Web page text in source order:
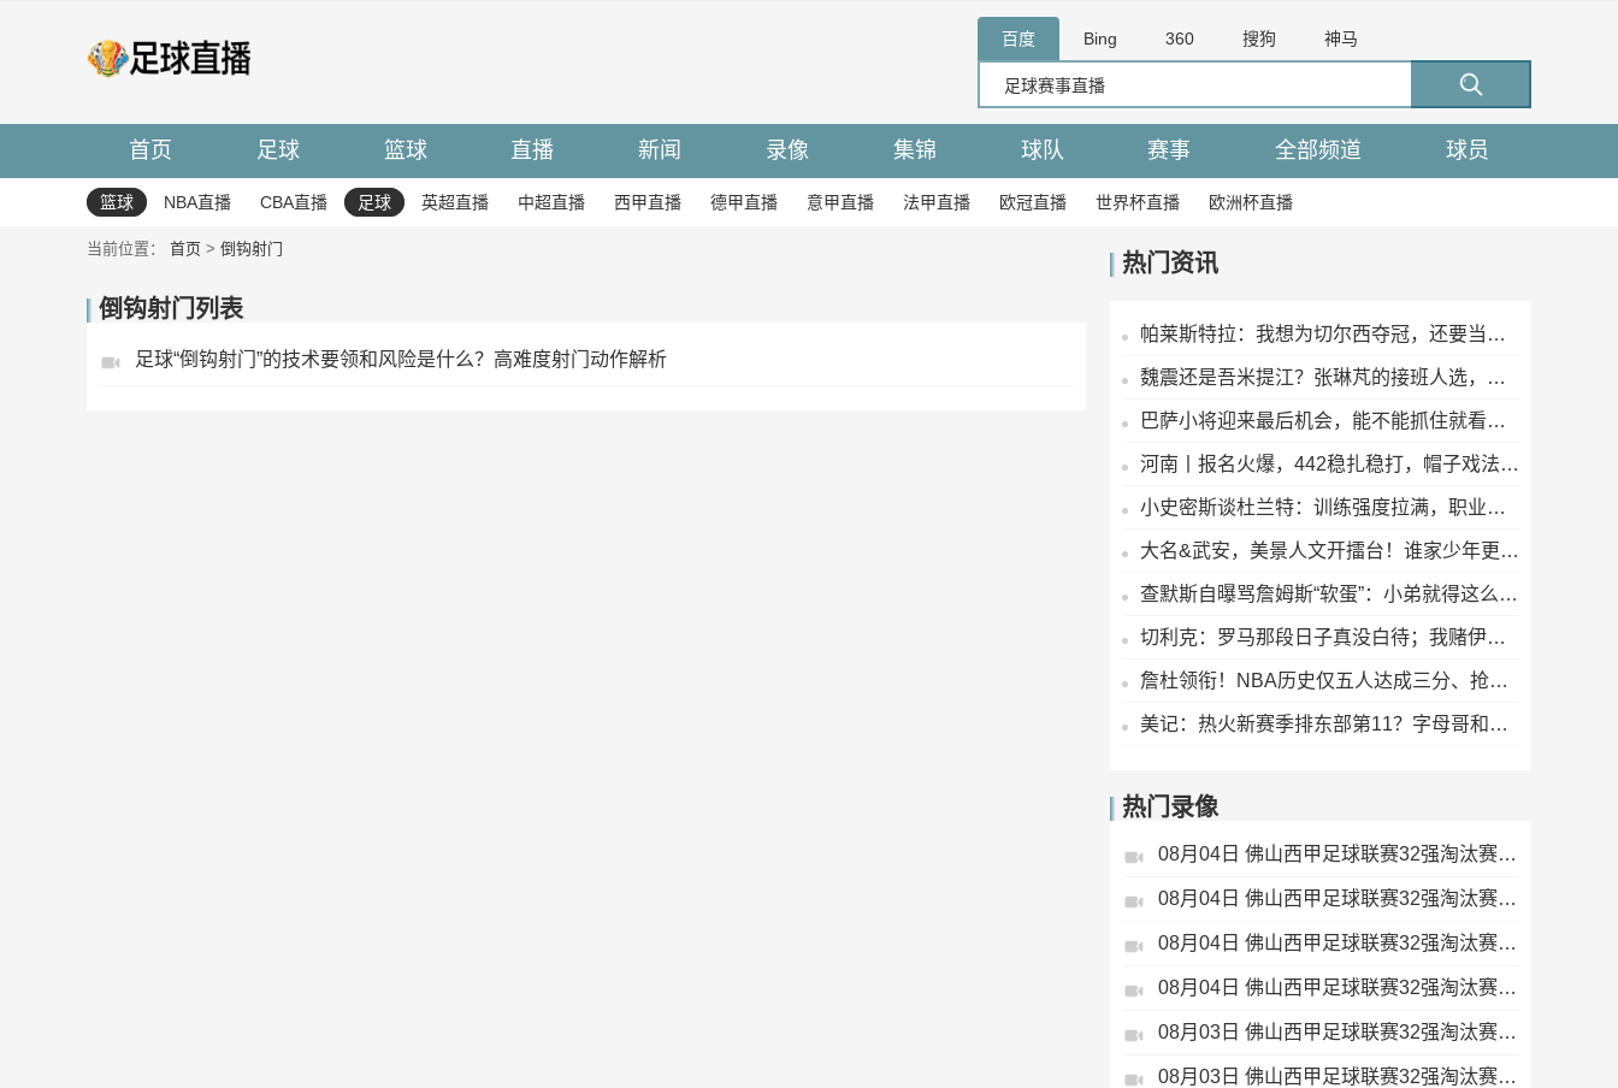
百度 Bing 360 搜狗 神马
首页 足球 篮球 直播 新闻 录像 集锦 球队 赛事 全部频道 球员
篮球 NBA直播 CBA直播 足球 英超直播 中超直播 西甲直播 德甲直播 意甲直播 法甲直播 欧冠直播 世界杯直播 欧洲杯直播
当前位置： 首页 > 倒钩射门
倒钩射门列表
足球“倒钩射门”的技术要领和风险是什么？高难度射门动作解析
热门资讯
帕莱斯特拉：我想为切尔西夺冠，还要当英超最佳后卫
魏震还是吾米提江？张琳芃的接班人选，你更看好谁
巴萨小将迎来最后机会，能不能抓住就看这几场了
河南丨报名火爆，442稳扎稳打，帽子戏法再现江湖！
小史密斯谈杜兰特：训练强度拉满，职业态度没得说
大名&武安，美景人文开擂台！谁家少年更圈粉？
查默斯自曝骂詹姆斯“软蛋”：小弟就得这么训老大哥？
切利克：罗马那段日子真没白待；我赌伊尔迪兹这赛季要起飞
詹杜领衔！NBA历史仅五人达成三分、抢断、盖帽“千级”里程碑
美记：热火新赛季排东部第11？字母哥和阿德巴约凑一块儿，真能行吗？
热门录像
08月04日 佛山西甲足球联赛32强淘汰赛 肇庆恒骏成 VS 三七互娱 全场录像
08月04日 佛山西甲足球联赛32强淘汰赛 贪玩游戏 VS 美的薪火 全场录像
08月04日 佛山西甲足球联赛32强淘汰赛 广东西南建设 VS 香港圣徒 全场录像
08月04日 佛山西甲足球联赛32强淘汰赛 藝品高國際 VS 湛江狂狼·粵辉能源 全场录像
08月03日 佛山西甲足球联赛32强淘汰赛 广东客家青年 VS 广州英华思力U17 全场录像
08月03日 佛山西甲足球联赛32强淘汰赛 广州求信 VS 顺德新青年 全场录像